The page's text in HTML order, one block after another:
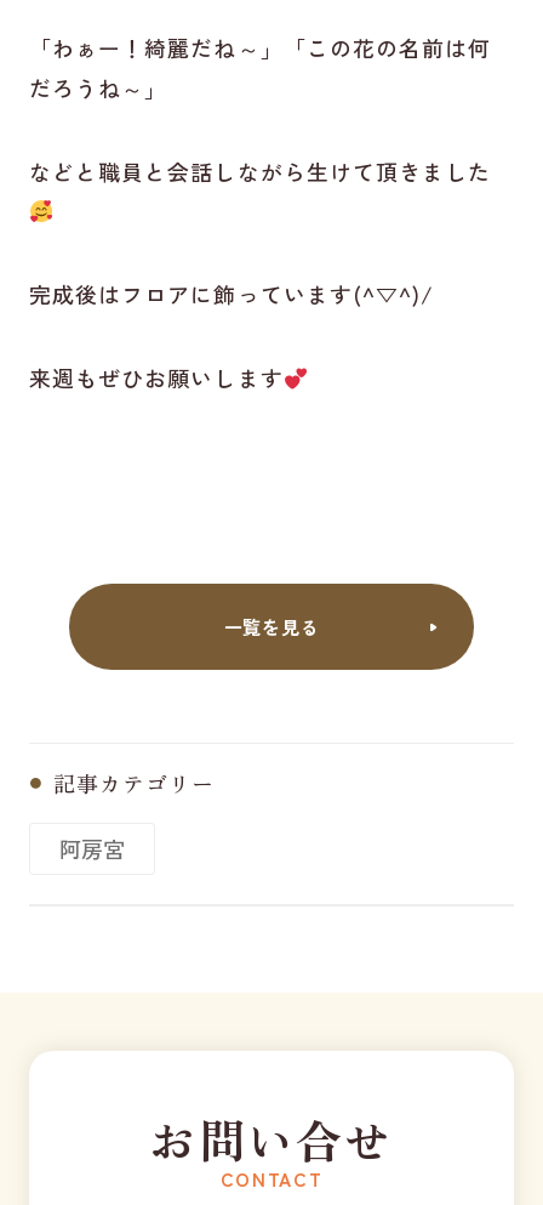
「わぁー！綺麗だね～」「この花の名前は何
だろうね～」
などと職員と会話しながら生けて頂きました
完成後はフロアに飾っています(^▽^)/
来週もぜひお願いします
一覧を見る
記事カテゴリー
阿房宮
お問い合せ
CONTACT